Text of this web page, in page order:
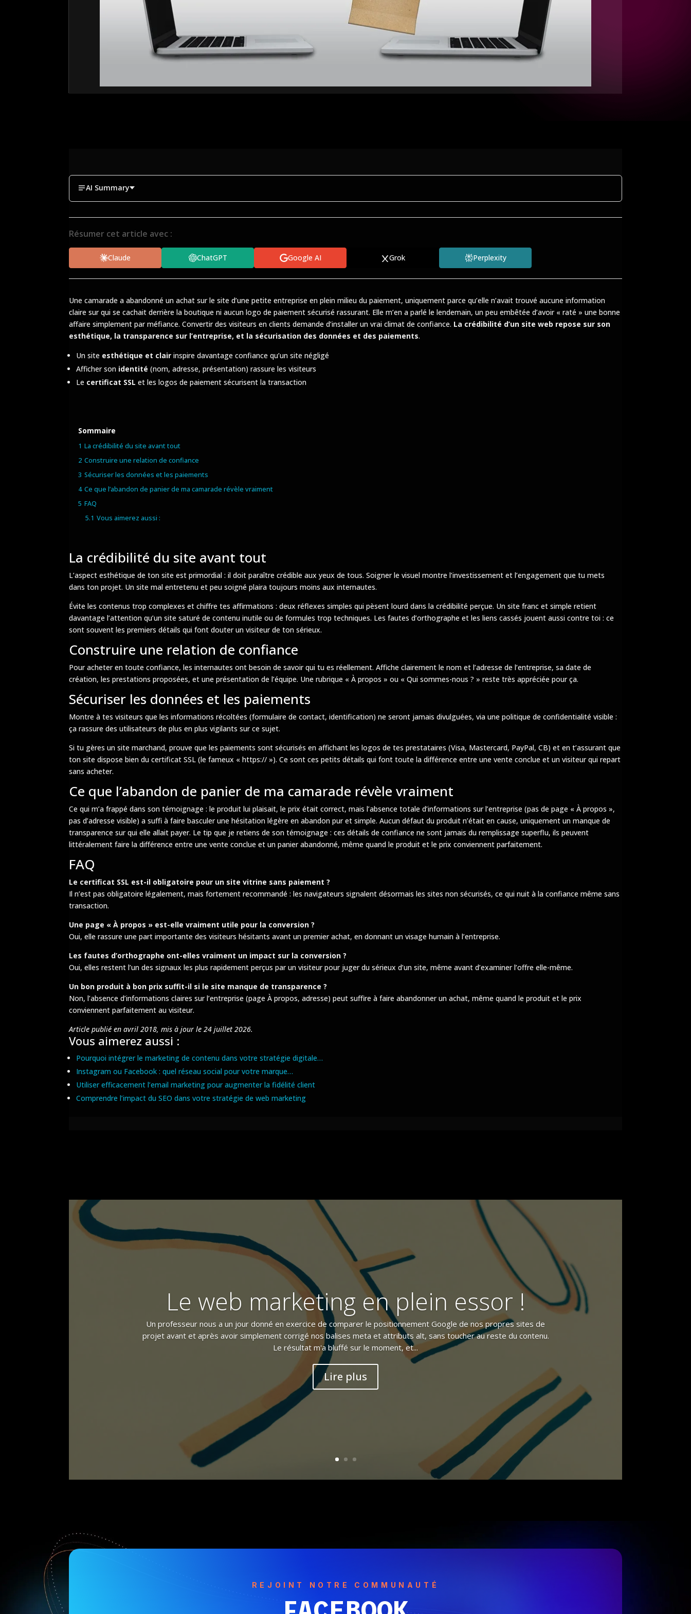
AI Summary
Résumer cet article avec :
Claude ChatGPT Google AI Grok Perplexity
Une camarade a abandonné un achat sur le site d’une petite entreprise en plein milieu du paiement, uniquement parce qu’elle n’avait trouvé aucune information
claire sur qui se cachait derrière la boutique ni aucun logo de paiement sécurisé rassurant. Elle m’en a parlé le lendemain, un peu embêtée d’avoir « raté » une bonne
affaire simplement par méfiance. Convertir des visiteurs en clients demande d’installer un vrai climat de confiance. La crédibilité d’un site web repose sur son
esthétique, la transparence sur l’entreprise, et la sécurisation des données et des paiements.
Un site esthétique et clair inspire davantage confiance qu’un site négligé
Afficher son identité (nom, adresse, présentation) rassure les visiteurs
Le certificat SSL et les logos de paiement sécurisent la transaction
Sommaire
1 La crédibilité du site avant tout
2 Construire une relation de confiance
3 Sécuriser les données et les paiements
4 Ce que l’abandon de panier de ma camarade révèle vraiment
5 FAQ
5.1 Vous aimerez aussi :
La crédibilité du site avant tout
L’aspect esthétique de ton site est primordial : il doit paraître crédible aux yeux de tous. Soigner le visuel montre l’investissement et l’engagement que tu mets
dans ton projet. Un site mal entretenu et peu soigné plaira toujours moins aux internautes.
Évite les contenus trop complexes et chiffre tes affirmations : deux réflexes simples qui pèsent lourd dans la crédibilité perçue. Un site franc et simple retient
davantage l’attention qu’un site saturé de contenu inutile ou de formules trop techniques. Les fautes d’orthographe et les liens cassés jouent aussi contre toi : ce
sont souvent les premiers détails qui font douter un visiteur de ton sérieux.
Construire une relation de confiance
Pour acheter en toute confiance, les internautes ont besoin de savoir qui tu es réellement. Affiche clairement le nom et l’adresse de l’entreprise, sa date de
création, les prestations proposées, et une présentation de l’équipe. Une rubrique « À propos » ou « Qui sommes-nous ? » reste très appréciée pour ça.
Sécuriser les données et les paiements
Montre à tes visiteurs que les informations récoltées (formulaire de contact, identification) ne seront jamais divulguées, via une politique de confidentialité visible :
ça rassure des utilisateurs de plus en plus vigilants sur ce sujet.
Si tu gères un site marchand, prouve que les paiements sont sécurisés en affichant les logos de tes prestataires (Visa, Mastercard, PayPal, CB) et en t’assurant que
ton site dispose bien du certificat SSL (le fameux « https:// »). Ce sont ces petits détails qui font toute la différence entre une vente conclue et un visiteur qui repart
sans acheter.
Ce que l’abandon de panier de ma camarade révèle vraiment
Ce qui m’a frappé dans son témoignage : le produit lui plaisait, le prix était correct, mais l’absence totale d’informations sur l’entreprise (pas de page « À propos »,
pas d’adresse visible) a suffi à faire basculer une hésitation légère en abandon pur et simple. Aucun défaut du produit n’était en cause, uniquement un manque de
transparence sur qui elle allait payer. Le tip que je retiens de son témoignage : ces détails de confiance ne sont jamais du remplissage superflu, ils peuvent
littéralement faire la différence entre une vente conclue et un panier abandonné, même quand le produit et le prix conviennent parfaitement.
FAQ
Le certificat SSL est-il obligatoire pour un site vitrine sans paiement ?
Il n’est pas obligatoire légalement, mais fortement recommandé : les navigateurs signalent désormais les sites non sécurisés, ce qui nuit à la confiance même sans
transaction.
Une page « À propos » est-elle vraiment utile pour la conversion ?
Oui, elle rassure une part importante des visiteurs hésitants avant un premier achat, en donnant un visage humain à l’entreprise.
Les fautes d’orthographe ont-elles vraiment un impact sur la conversion ?
Oui, elles restent l’un des signaux les plus rapidement perçus par un visiteur pour juger du sérieux d’un site, même avant d’examiner l’offre elle-même.
Un bon produit à bon prix suffit-il si le site manque de transparence ?
Non, l’absence d’informations claires sur l’entreprise (page À propos, adresse) peut suffire à faire abandonner un achat, même quand le produit et le prix
conviennent parfaitement au visiteur.
Article publié en avril 2018, mis à jour le 24 juillet 2026.
Vous aimerez aussi :
Pourquoi intégrer le marketing de contenu dans votre stratégie digitale…
Instagram ou Facebook : quel réseau social pour votre marque…
Utiliser efficacement l’email marketing pour augmenter la fidélité client
Comprendre l’impact du SEO dans votre stratégie de web marketing
Le web marketing en plein essor !
Un professeur nous a un jour donné en exercice de comparer le positionnement Google de nos propres sites de
projet avant et après avoir simplement corrigé nos balises meta et attributs alt, sans toucher au reste du contenu.
Le résultat m'a bluffé sur le moment, et...
Lire plus
REJOINT NOTRE COMMUNAUTÉ